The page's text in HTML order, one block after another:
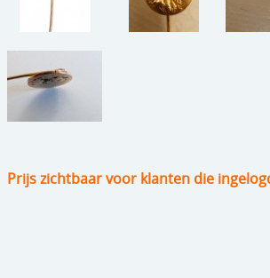
lamp/luchter
speelgoed
zilverwerk
klokken
Prijs zichtbaar voor klanten die